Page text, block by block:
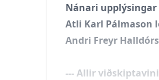
Nánari upplýsingar
Atli Karl Pálmason
Andri Freyr
--- Allir